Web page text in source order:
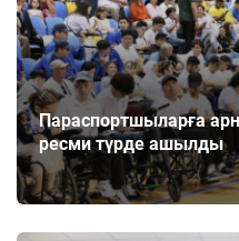
Параспортшыларға
ресми түрде ашылды